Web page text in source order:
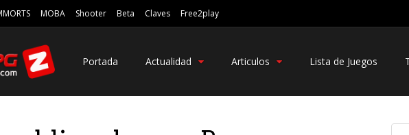
MOBA Shooter Beta Claves Free2play
Portada Actualidad Articulos Lista de Juegos